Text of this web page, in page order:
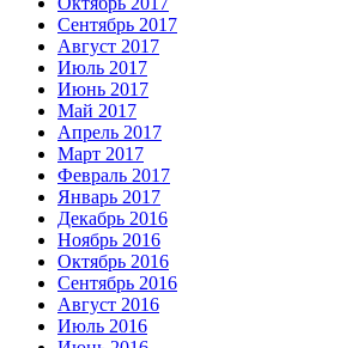
Сентябрь 2017
Август 2017
Июль 2017
Июнь 2017
Май 2017
Апрель 2017
Март 2017
Февраль 2017
Январь 2017
Декабрь 2016
Ноябрь 2016
Октябрь 2016
Сентябрь 2016
Август 2016
Июль 2016